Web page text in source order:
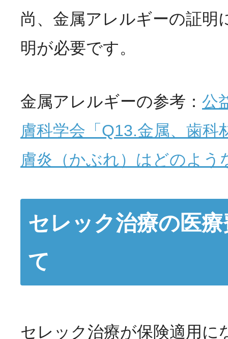
尚、金属アレルギーの証明
明が必要です。
金属アレルギーの参考： 公
膚科学会「Q13.金属、歯科
膚炎（かぶれ）はどのよう
セレック治療の医
て
セレック治療が保険適用に